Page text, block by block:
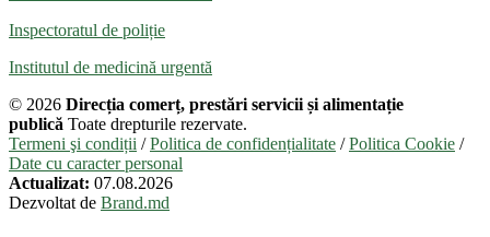
Inspectoratul de poliție
Institutul de medicină urgentă
© 2026 Direcția comerț, prestări servicii și alimentație
publică Toate drepturile rezervate.
Termeni şi condiții /Politica de confidențialitate /Politica Cookie /
Date cu caracter personal
Actualizat: 07.08.2026
Dezvoltat de Brand.md